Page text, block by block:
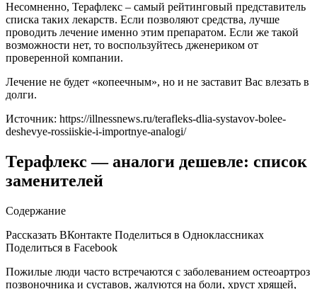
Несомненно, Терафлекс – самый рейтинговый представитель
списка таких лекарств. Если позволяют средства, лучше
проводить лечение именно этим препаратом. Если же такой
возможности нет, то воспользуйтесь дженериком от
проверенной компании.
Лечение не будет «копеечным», но и не заставит Вас влезать в
долги.
Источник: https://illnessnews.ru/terafleks-dlia-systavov-bolee-
deshevye-rossiiskie-i-importnye-analogi/
Терафлекс — аналоги дешевле: список
заменителей
Содержание
Рассказать ВКонтакте Поделиться в Одноклассниках
Поделиться в Facebook
Пожилые люди часто встречаются с заболеванием остеоартроз
позвоночника и суставов, жалуются на боли, хруст хрящей,